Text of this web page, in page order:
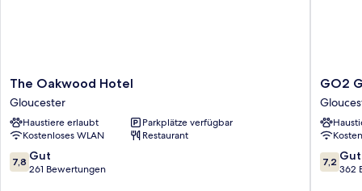
The
Oakwood
Hotel
Gloucester
The Oakwood Hotel
Gloucester
Haustiere erlaubt
Parkplätze verfügbar
Kostenloses WLAN
Restaurant
7.8
von
7,8 Gut
261 Bewertungen
GO2
Hotel
by
OYO
GO2
7.2
von
7,2 Gut
362